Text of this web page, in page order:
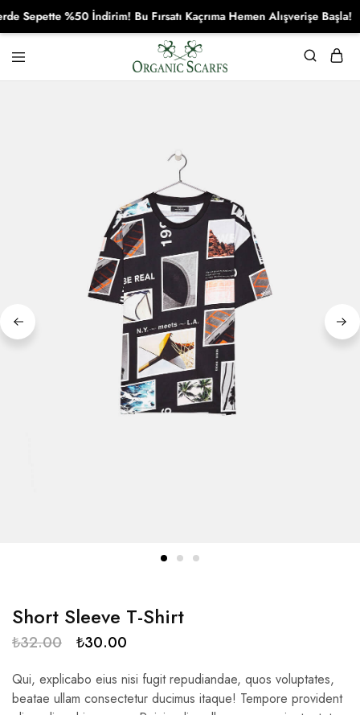
Organikscarf
Short Sleeve T-Shirt
₺32.00 ₺30.00
Qui, explicabo eius nisi fugit repudiandae, quos voluptates,
beatae ullam consectetur ducimus itaque! Tempore provident
Sepette %50 İndirim! Bu Fırsatı Kaçrıma Hemen Alışverişe Başla!